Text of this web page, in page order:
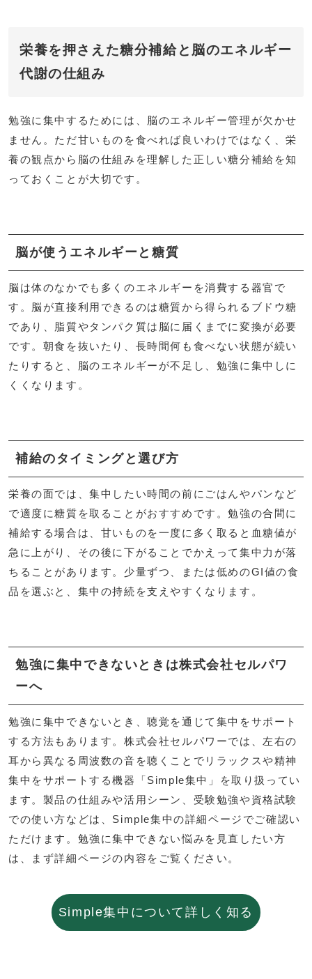
栄養を押さえた糖分補給と脳のエネルギー
代謝の仕組み
勉強に集中するためには、脳のエネルギー管理が欠かせ
ません。ただ甘いものを食べれば良いわけではなく、栄
養の観点から脳の仕組みを理解した正しい糖分補給を知
っておくことが大切です。
脳が使うエネルギーと糖質
脳は体のなかでも多くのエネルギーを消費する器官で
す。脳が直接利用できるのは糖質から得られるブドウ糖
であり、脂質やタンパク質は脳に届くまでに変換が必要
です。朝食を抜いたり、長時間何も食べない状態が続い
たりすると、脳のエネルギーが不足し、勉強に集中しに
くくなります。
補給のタイミングと選び方
栄養の面では、集中したい時間の前にごはんやパンなど
で適度に糖質を取ることがおすすめです。勉強の合間に
補給する場合は、甘いものを一度に多く取ると血糖値が
急に上がり、その後に下がることでかえって集中力が落
ちることがあります。少量ずつ、または低めのGI値の食
品を選ぶと、集中の持続を支えやすくなります。
勉強に集中できないときは株式会社セルパワ
ーへ
勉強に集中できないとき、聴覚を通じて集中をサポート
する方法もあります。株式会社セルパワーでは、左右の
耳から異なる周波数の音を聴くことでリラックスや精神
集中をサポートする機器「Simple集中」を取り扱ってい
ます。製品の仕組みや活用シーン、受験勉強や資格試験
での使い方などは、Simple集中の詳細ページでご確認い
ただけます。勉強に集中できない悩みを見直したい方
は、まず詳細ページの内容をご覧ください。
Simple集中について詳しく知る